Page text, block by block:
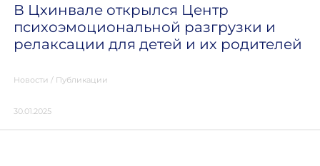
В Цхинвале открылся Центр
психоэмоциональной разгрузки и
релаксации для детей и их родителей
Новости / Публикации
30.01.2025